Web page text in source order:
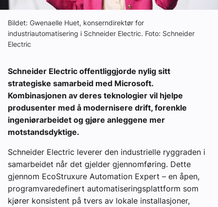
eBlad
Bildet: Gwenaelle Huet, konserndirektør for
industriautomatisering i Schneider Electric. Foto: Schneider
Electric
Schneider Electric offentliggjorde nylig sitt
strategiske samarbeid med Microsoft.
Kombinasjonen av deres teknologier vil hjelpe
produsenter med å modernisere drift, forenkle
ingeniørarbeidet og gjøre anleggene mer
motstandsdyktige.
Schneider Electric leverer den industrielle ryggraden i
samarbeidet når det gjelder gjennomføring. Dette
gjennom EcoStruxure Automation Expert – en åpen,
programvaredefinert automatiseringsplattform som
kjører konsistent på tvers av lokale installasjoner,